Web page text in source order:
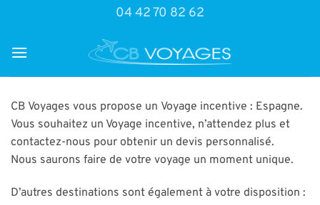
04 42 70 82 62
CB Voyages vous propose un Voyage incentive : Espagne.
Vous souhaitez un Voyage incentive, n’attendez plus et
contactez-nous pour obtenir un devis personnalisé.
Nous saurons faire de votre voyage un moment unique.
D’autres destinations sont également à votre disposition :